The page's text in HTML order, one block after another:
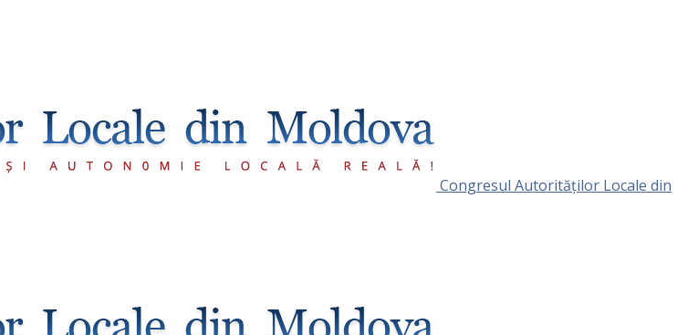
Congresul Autorităţilor Locale din